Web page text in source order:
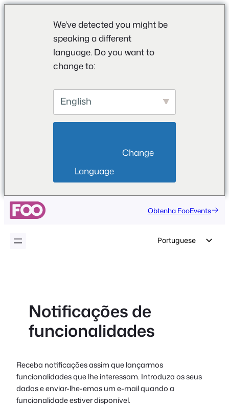
We've detected you might be
speaking a different
language. Do you want to
change to:
English
Language
Saltar
para
conteúdo
Obtenha FooEvents
Portuguese
Czech
Greek
Notificações de
funcionalidades
Receba notificações assim que lançarmos
funcionalidades que lhe interessam. Introduza os seus
dados e enviar-lhe-emos um e-mail quando a
funcionalidade estiver disponível.